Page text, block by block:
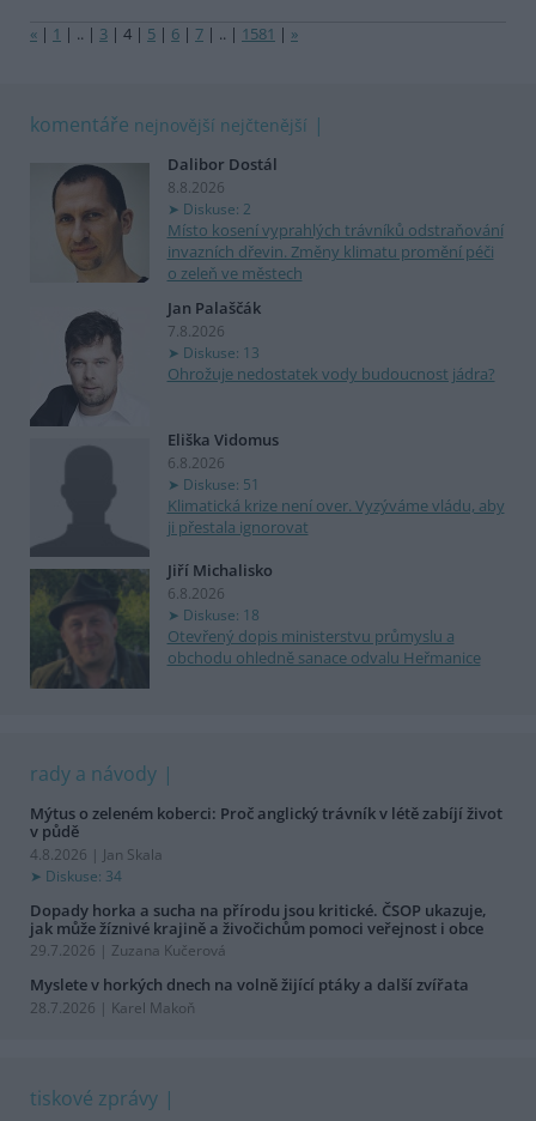
« | 1 | .. | 3 | 4 | 5 | 6 | 7 | .. | 1581 | »
komentáře nejnovější nejčtenější
Dalibor Dostál
8.8.2026
Diskuse: 2
Místo kosení vyprahlých trávníků odstraňování
invazních dřevin. Změny klimatu promění péči
o zeleň ve městech
Jan Palaščák
7.8.2026
Diskuse: 13
Ohrožuje nedostatek vody budoucnost jádra?
Eliška Vidomus
6.8.2026
Diskuse: 51
Klimatická krize není over. Vyzýváme vládu, aby
ji přestala ignorovat
Jiří Michalisko
6.8.2026
Diskuse: 18
Otevřený dopis ministerstvu průmyslu a
obchodu ohledně sanace odvalu Heřmanice
rady a návody
Mýtus o zeleném koberci: Proč anglický trávník v létě zabíjí život
v půdě
4.8.2026 | Jan Skala
Diskuse: 34
Dopady horka a sucha na přírodu jsou kritické. ČSOP ukazuje,
jak může žíznivé krajině a živočichům pomoci veřejnost i obce
29.7.2026 | Zuzana Kučerová
Myslete v horkých dnech na volně žijící ptáky a další zvířata
28.7.2026 | Karel Makoň
tiskové zprávy